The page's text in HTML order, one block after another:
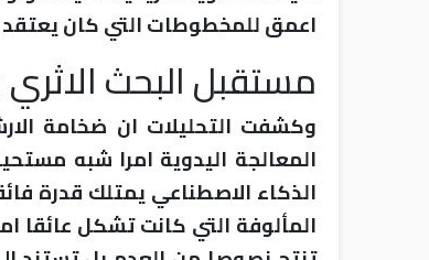
اعمق للمخطوطات التي كان يعتقد
مستقبل البحث
وكشفت التحليلات ان ضخامة
المعالجة اليدوية امرا شبه
الذكاء الاصطناعي يمتلك قدرة
المألوفة التي كانت تشكل عائقا